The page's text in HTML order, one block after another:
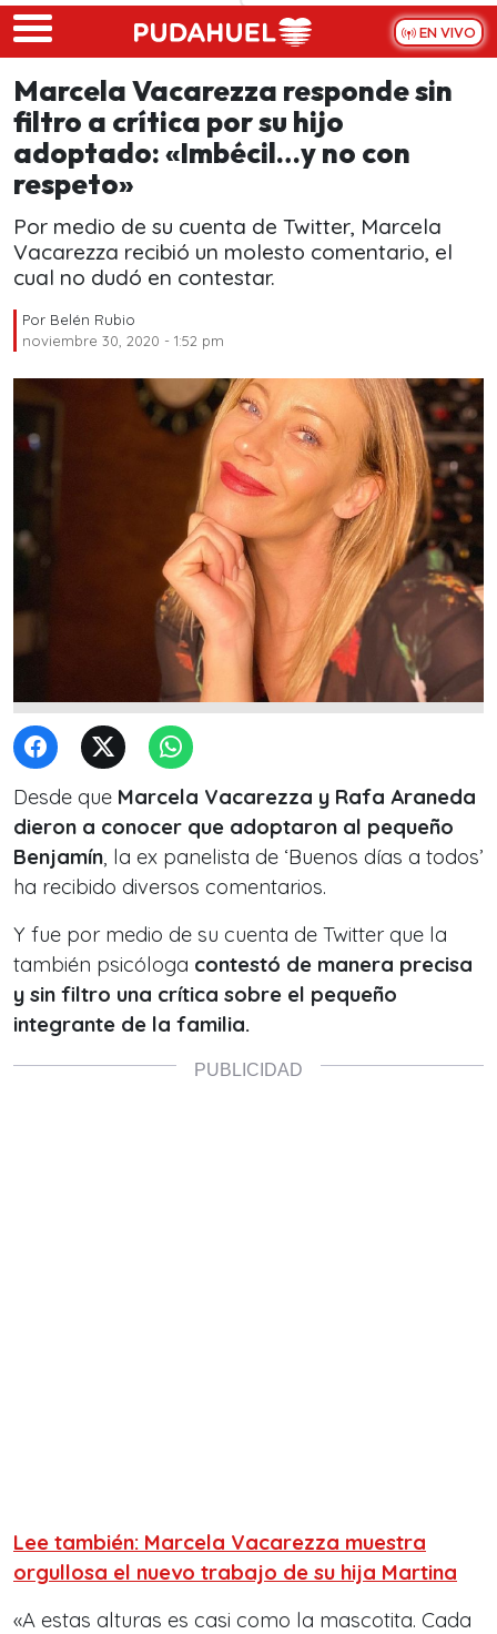
Skip to main content
EN VIVO
Marcela Vacarezza responde sin
filtro a crítica por su hijo
adoptado: «Imbécil…y no con
respeto»
Por medio de su cuenta de Twitter, Marcela
Vacarezza recibió un molesto comentario, el
cual no dudó en contestar.
Por Belén Rubio
noviembre 30, 2020 - 1:52 pm
Desde que Marcela Vacarezza y Rafa Araneda
dieron a conocer que adoptaron al pequeño
Benjamín , la ex panelista de ‘Buenos días a todos’
ha recibido diversos comentarios.
Y fue por medio de su cuenta de Twitter que la
también psicóloga contestó de manera precisa
y sin filtro una crítica sobre el pequeño
integrante de la familia.
Lee también: Marcela Vacarezza muestra
orgullosa el nuevo trabajo de su hija Martina
«A estas alturas es casi como la mascotita. Cada